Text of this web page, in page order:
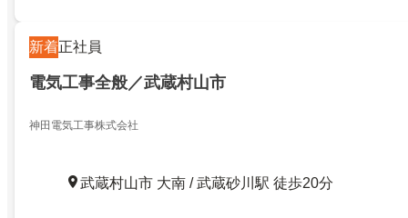
新着正社員
電気工事全般／武蔵村山市
神田電気工事株式会社
武蔵村山市 大南 / 武蔵砂川駅 徒歩20分